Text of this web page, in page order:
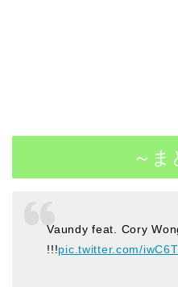
～ま
Vaundy feat. Cory
!!!pic.twitter.com/